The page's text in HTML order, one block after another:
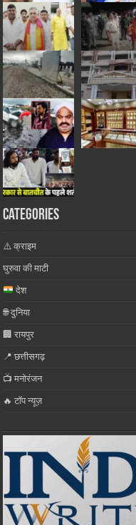
Categories
⚠️ क्राइम
घुरुवा की माटी
देश
🌐 दुनिया
🏢 रायपुर
📍 छत्तीसगढ़
📺 मनोरंजन
🔥 टॉप न्यूज़